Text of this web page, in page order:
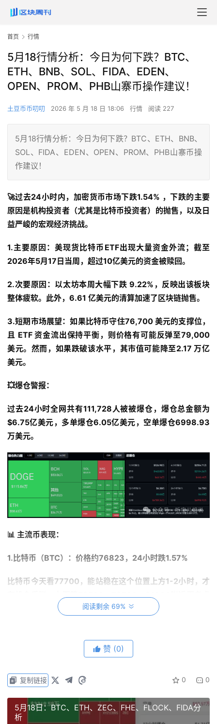
首页 行情
5月18行情分析：今日为何下跌？BTC、
ETH、BNB、SOL、FIDA、EDEN、
OPEN、PROM、PHB山寨币操作建议！
土豆币币叨叨 2026 年 5 月 18 日 18:06 行情 阅读 227
5月18行情分析：今日为何下跌？BTC、ETH、BNB、
SOL、FIDA、EDEN、OPEN、PROM、PHB山寨币操
作建议！
🚀过去24小时内，加密货币市场下跌1.54% ，下跌的主要
原因是机构投资者（尤其是比特币投资者）的抛售，以及日
益严峻的宏观经济挑战。
1.主要原因：美现货比特币ETF出现大量资金外流；截至
2026年5月17日当周，超过10亿美元的资金被赎回。
2.次要原因：以太坊本周大幅下跌 9.22%，反映出该板块
整体疲软。此外，6.61 亿美元的清算加速了区块链抛售。
3.短期市场展望：如果比特币守住76,700 美元的支撑位，
且 ETF 资金流出保持平衡，则价格有可能反弹至79,000
美元。然而，如果跌破该水平，其市值可能降至2.17 万亿
美元。
💥爆仓警报：
过去24小时全网共有111,728人被被爆仓，爆仓总金额为
$6.75亿美元，多单爆仓6.05亿美元，空单爆仓6998.93
万美元。
📊 主流币表现：
1.比特币（BTC）：价格约76823，24小时跌1.57%
比特币今天看77700，能站稳在这个位置上方1-2小时，才
有机会反弹，上面等78500、79700、81000附近再考虑
前低76680，不破的话还能反弹；一旦跌破，下面看
75000、73560、72300附近再接多单。
2.以太坊（ETH）：价格约2114，24小时跌3.14%
以太坊今天看2130，能站稳1小时级别才开始反弹，上看
2160、2195、2230附近等空单。要是上不去2130，说明
阅读剩余 69%
赞 (0)
0 0
复制链接
5月18日：BTC、ETH、ZEC、FHE、FLOCK、FIDA分
析